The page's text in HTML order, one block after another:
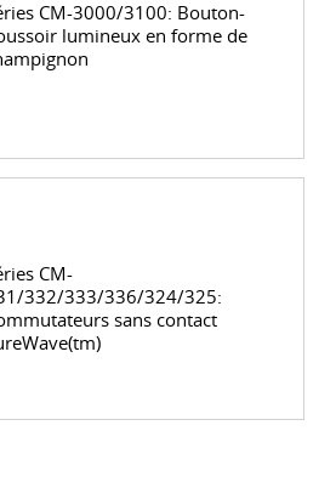
CM-3000/3100: Bouton-
lumineux en forme de
CM-
332/333/336/324/325:
sans contact